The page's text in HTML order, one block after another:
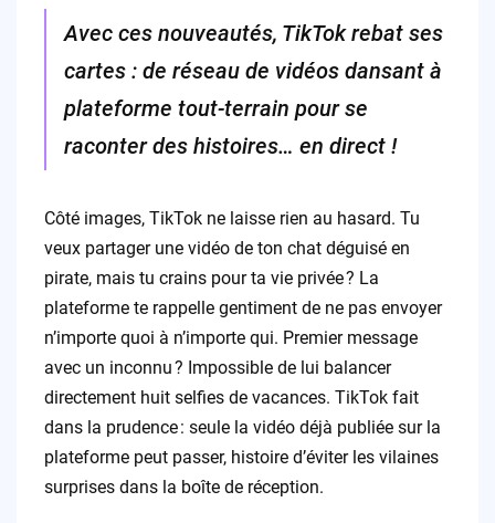
Avec ces nouveautés, TikTok rebat ses
cartes : de réseau de vidéos dansant à
plateforme tout-terrain pour se
raconter des histoires… en direct !
Côté images, TikTok ne laisse rien au hasard. Tu
veux partager une vidéo de ton chat déguisé en
pirate, mais tu crains pour ta vie privée ? La
plateforme te rappelle gentiment de ne pas envoyer
n’importe quoi à n’importe qui. Premier message
avec un inconnu ? Impossible de lui balancer
directement huit selfies de vacances. TikTok fait
dans la prudence : seule la vidéo déjà publiée sur la
plateforme peut passer, histoire d’éviter les vilaines
surprises dans la boîte de réception.